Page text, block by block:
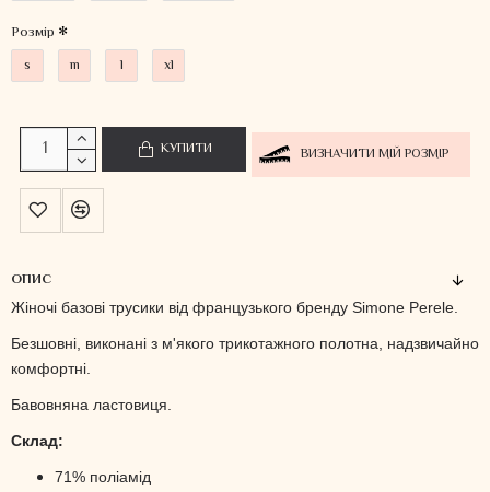
Розмір
s
m l xl
КУПИТИ ВИЗНАЧИТИ МІЙ РОЗМІР
ОПИС
Жіночі базові трусики від французького бренду Simone Perele.
Безшовні, виконані з м'якого трикотажного полотна, надзвичайно
комфортні.
Бавовняна ластовиця.
Склад:
71% поліамід